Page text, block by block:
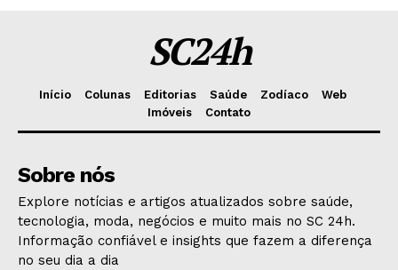
SC24h
Início Colunas Editorias Saúde Zodíaco
Web
Imóveis
Contato
Sobre nós
Explore notícias e artigos atualizados sobre saúde,
tecnologia, moda, negócios e muito mais no SC 24h.
Informação confiável e insights que fazem a diferença
no seu dia a dia